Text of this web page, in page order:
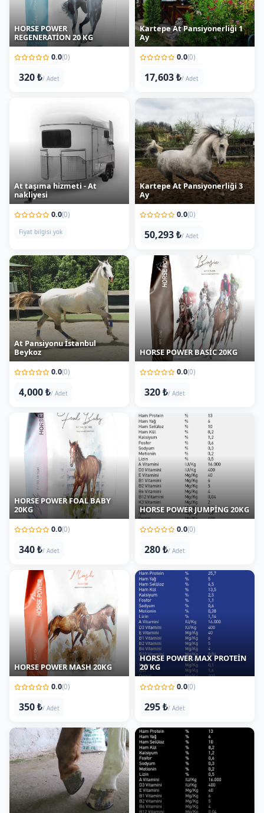
HORSE POWER
REGENERATİON 20 KG
0.0(0)
320 ₺/ Adet
Kartepe At Pansiyonerliği 1
Ay
0.0(0)
17,603 ₺/ Adet
At taşıma hizmeti - At
nakliyesi
0.0(0)
Fiyat bilgisi yok
Kartepe At Pansiyonerliği 3
Ay
0.0 (0)
50,293 ₺/ Adet
At Pansiyonu İstanbul
Beykoz
0.0(0)
4,000 ₺ / Adet
HORSE POWER BASİC 20KG
0.0(0)
320 ₺/ Adet
HORSE POWER FOAL BABY
(0)
340 ₺/ Adet
HORSE POWER JUMPİNG 20KG
0.0(0)
280 ₺/ Adet
HORSE POWER MASH 20KG
0.0(0)
350 ₺/ Adet
HORSE POWER MAX PROTEİN
20 KG
0.0(0)
295 ₺/ Adet
Nalbantlık Hizmeti HORSE POWER RACİNG 20KG